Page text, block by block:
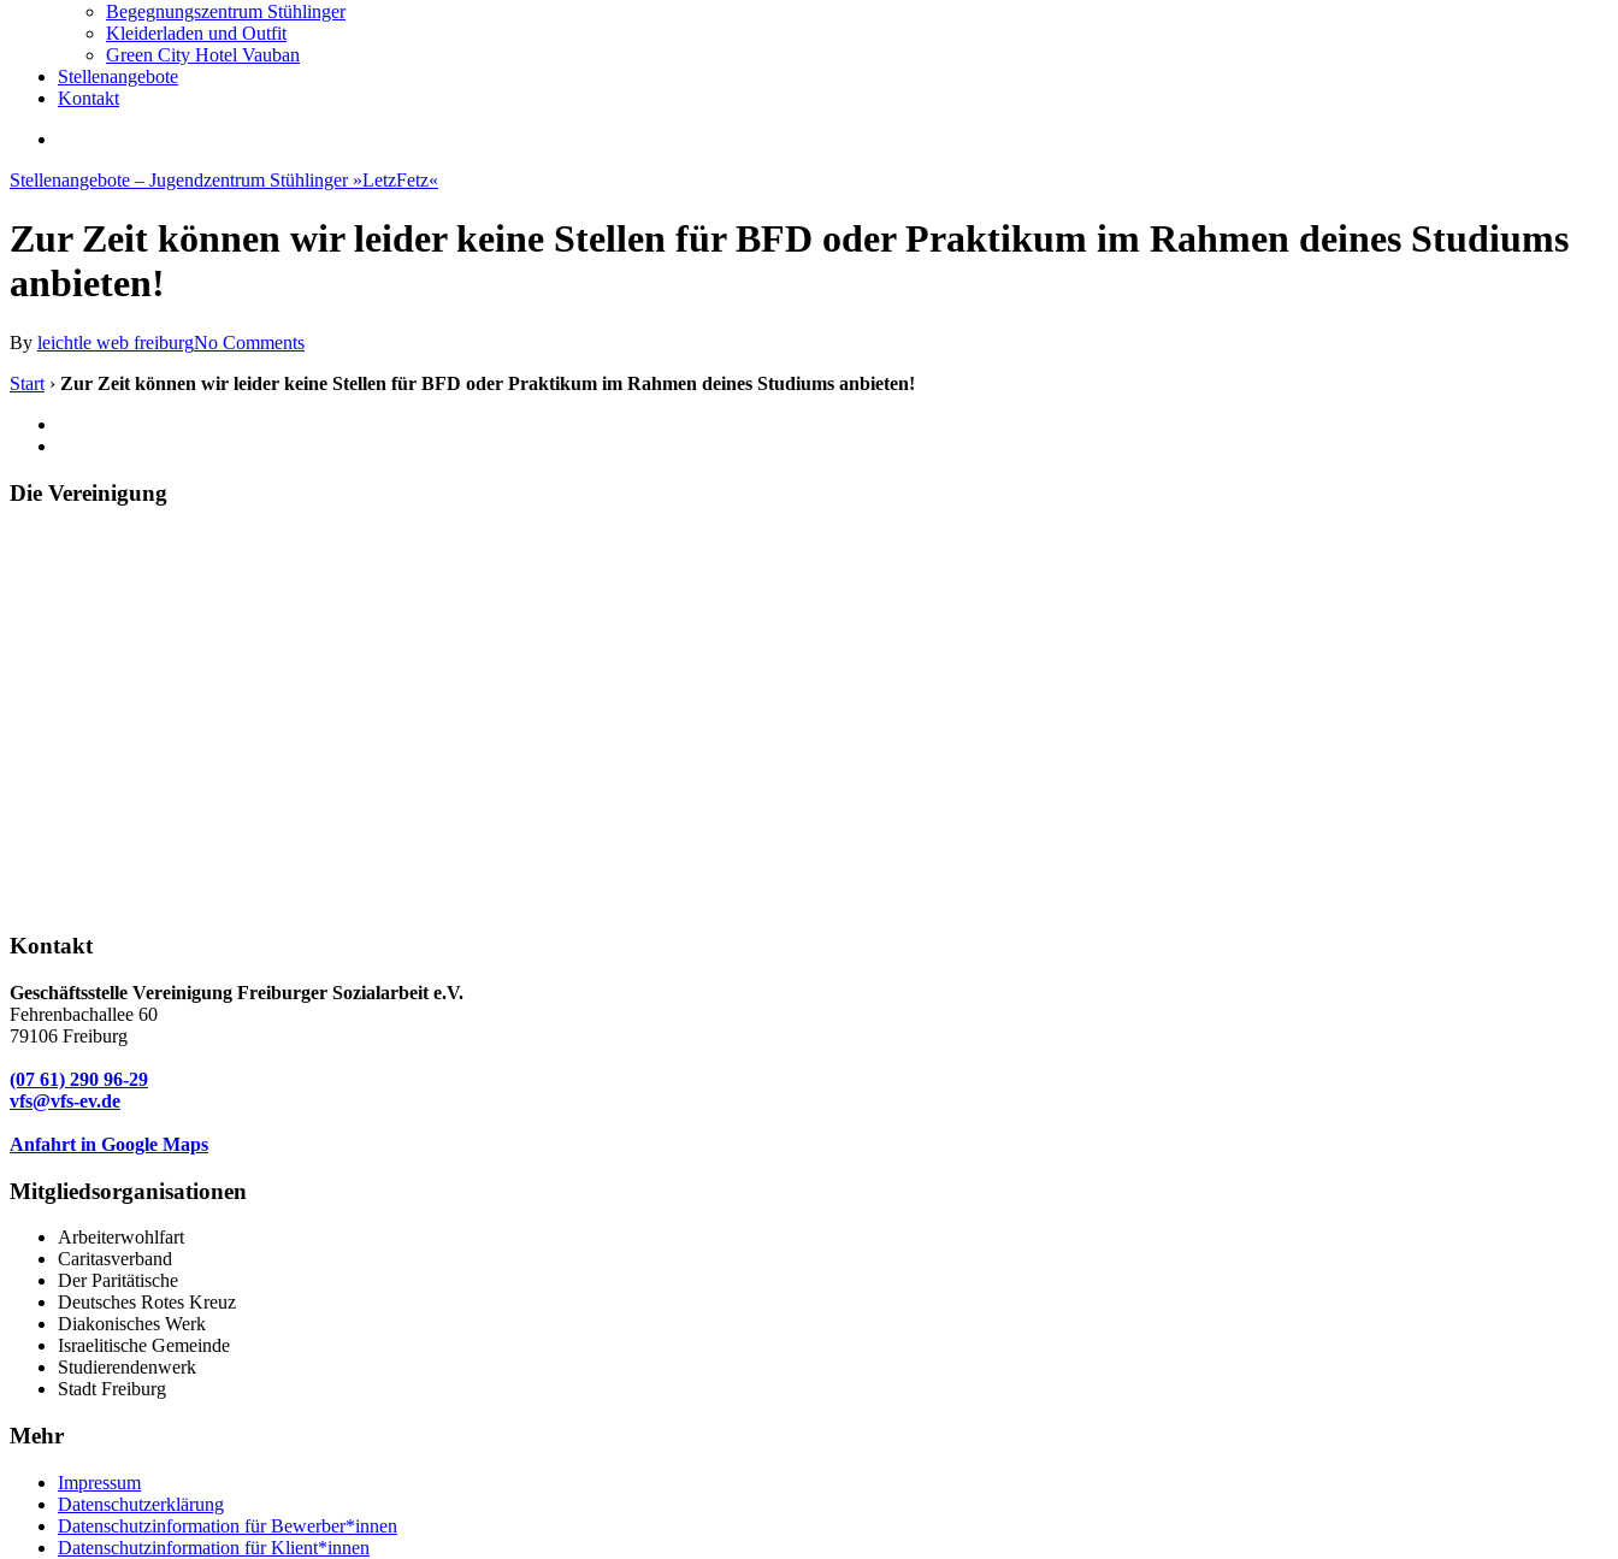
Begegnungszentrum Stühlinger
Kleiderladen und Outfit
Green City Hotel Vauban
Stellenangebote
Kontakt
Stellenangebote – Jugendzentrum Stühlinger »LetzFetz«
Zur Zeit können wir leider keine Stellen für BFD oder Praktikum im Rahmen deines Studiums
anbieten!
By leichtle web freiburgNo Comments
Start › Zur Zeit können wir leider keine Stellen für BFD oder Praktikum im Rahmen deines Studiums anbieten!
Die Vereinigung
Kontakt
Geschäftsstelle Vereinigung Freiburger Sozialarbeit e.V.
Fehrenbachallee 60
79106 Freiburg
(07 61) 290 96-29
vfs@vfs-ev.de
Anfahrt in Google Maps
Mitgliedsorganisationen
Arbeiterwohlfart
Caritasverband
Der Paritätische
Deutsches Rotes Kreuz
Diakonisches Werk
Israelitische Gemeinde
Studierendenwerk
Stadt Freiburg
Mehr
Impressum
Datenschutzerklärung
Datenschutzinformation für Bewerber*innen
Datenschutzinformation für Klient*innen